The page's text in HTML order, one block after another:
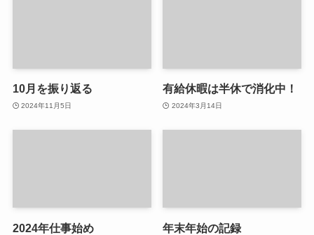
10月を振り返る
2024年11月5日
有給休暇は半休で消化中！
2024年3月14日
2024年仕事始め 年末年始の記録